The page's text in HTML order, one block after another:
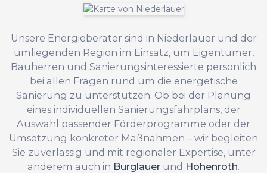
Unsere Energieberater sind in Niederlauer und der
umliegenden Region im Einsatz, um Eigentümer,
Bauherren und Sanierungsinteressierte persönlich
bei allen Fragen rund um die energetische
Sanierung zu unterstützen. Ob bei der Planung
eines individuellen Sanierungsfahrplans, der
Auswahl passender Förderprogramme oder der
Umsetzung konkreter Maßnahmen – wir begleiten
Sie zuverlässig und mit regionaler Expertise, unter
anderem auch in Burglauer und Hohenroth.